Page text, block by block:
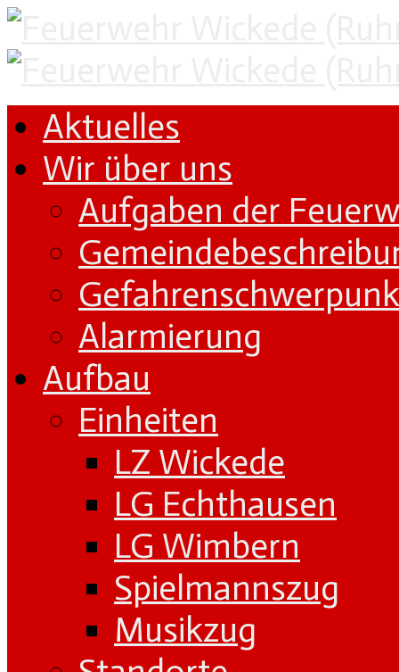
Aktuelles
Wir über uns
Aufgaben der
Alarmierung
Aufbau
Einheiten
LZ Wickede
LG Echthausen
LG Wimbern
Spielmannszug
Musikzug